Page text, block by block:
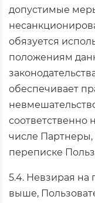
допустимые
обязуется
положениям
обеспечивает
соответственно
числе
переписке
5.4. Невзирая на
выше,